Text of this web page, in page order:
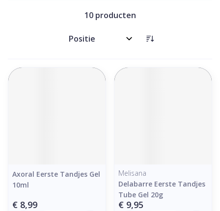
10producten
Sorteer op:
Axoral Eerste Tandjes Gel
10ml
€ 8,99
Melisana
Delabarre Eerste Tandjes
Tube Gel 20g
€ 9,95